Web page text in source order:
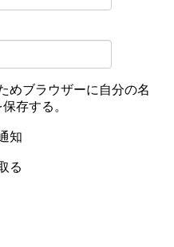
めブラウザーに自分の名
存する。
知
る